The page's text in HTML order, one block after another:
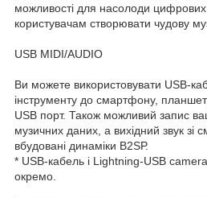
можливості для насолоди цифрових
користувачам створювати чудову
USB MIDI/AUDIO
Ви можете використовувати USB-
інструменту до смартфону,
USB порт. Також можливий запис
музичних даних, а вихідний звук зі
вбудовані динаміки В2ЅР.
* USB-кабель і Lightning-USB
окремо.